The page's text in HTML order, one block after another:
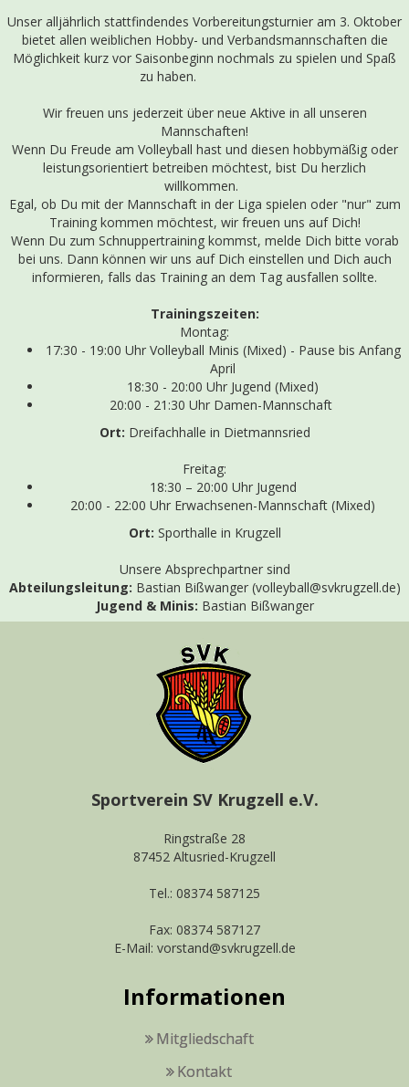
Unser alljährlich stattfindendes Vorbereitungsturnier am 3. Oktober
bietet allen weiblichen Hobby- und Verbandsmannschaften die
Möglichkeit kurz vor Saisonbeginn nochmals zu spielen und Spaß
zu haben.
Wir freuen uns jederzeit über neue Aktive in all unseren
Mannschaften!
Wenn Du Freude am Volleyball hast und diesen hobbymäßig oder
leistungsorientiert betreiben möchtest, bist Du herzlich
willkommen.
Egal, ob Du mit der Mannschaft in der Liga spielen oder "nur" zum
Training kommen möchtest, wir freuen uns auf Dich!
Wenn Du zum Schnuppertraining kommst, melde Dich bitte vorab
bei uns. Dann können wir uns auf Dich einstellen und Dich auch
informieren, falls das Training an dem Tag ausfallen sollte.
Trainingszeiten:
Montag:
17:30 - 19:00 Uhr Volleyball Minis (Mixed) - Pause bis Anfang
April
18:30 - 20:00 Uhr Jugend (Mixed)
20:00 - 21:30 Uhr Damen-Mannschaft
Ort: Dreifachhalle in Dietmannsried
Freitag:
18:30 – 20:00 Uhr Jugend
20:00 - 22:00 Uhr Erwachsenen-Mannschaft (Mixed)
Ort: Sporthalle in Krugzell
Unsere Absprechpartner sind
Abteilungsleitung: Bastian Bißwanger (volleyball@svkrugzell.de)
Jugend & Minis: Bastian Bißwanger
Sportverein SV Krugzell e.V.
Ringstraße 28
87452 Altusried-Krugzell
Tel.: 08374 587125
Fax: 08374 587127
E-Mail: vorstand@svkrugzell.de
Informationen
Mitgliedschaft
Kontakt